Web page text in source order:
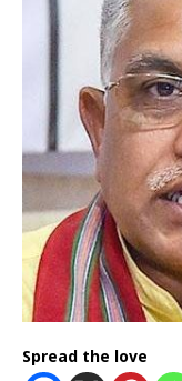
Spread the love